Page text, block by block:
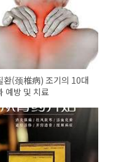
환(颈椎病) 조기의 10대
예방 및 치료